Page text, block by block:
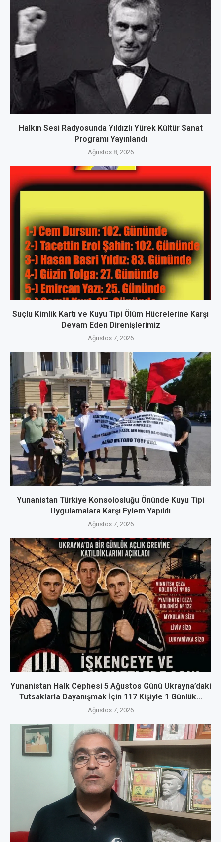
Halkın Sesi Radyosunda Yıldızlı Yürek Kültür Sanat
Programı Yayınlandı
Ağustos 8, 2026
Suçlu Kimlik Kartı ve Kuyu Tipi Ölüm Hücrelerine Karşı
Devam Eden Direnişlerimiz
Ağustos 7, 2026
Yunanistan Türkiye Konsolosluğu Önünde Kuyu Tipi
Uygulamalara Karşı Eylem Yapıldı
Ağustos 7, 2026
Yunanistan Halk Cephesi 5 Ağustos Günü Ukrayna’daki
Tutsaklarla Dayanışmak İçin 117 Kişiyle 1 Günlük...
Ağustos 7, 2026